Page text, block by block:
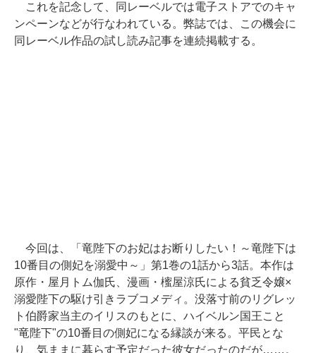
これを記念して、同レーベルでは電子ストアでのキャ
ンペーンなどが行なわれている。弊誌では、この機会に
同レーベル作品の試し読み記事を連続掲載する。
今回は、「竜陛下のお妃はお断りしたい！～竜陛下は
10番目の側妃を溺愛中～」第1巻の1話から3話。本作は
原作・屋月トム伽氏、漫画・櫁屋涼氏による貧乏令嬢×
溺愛陛下の駆け引きラブコメディ。没落寸前のリグレッ
ト伯爵家当主のイリスのもとに、ハイベルン国王こと
"竜陛下"の10番目の側妃になる縁談が来る。平民とな
り、気ままに暮らす予定だった彼女だったのだが……。